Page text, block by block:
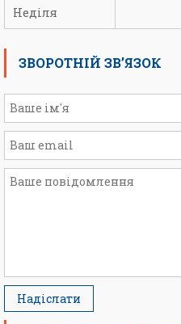
Неділя
ЗВОРОТНІЙ ЗВ’ЯЗОК